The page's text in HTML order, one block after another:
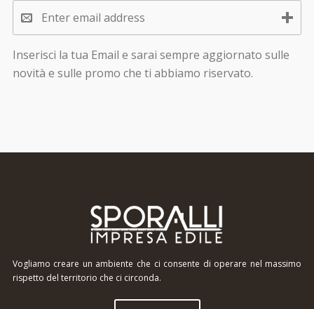
Inserisci la tua Email e sarai sempre aggiornato sulle
novità e sulle promo che ti abbiamo riservato.
Vogliamo creare un ambiente che ci consente di operare nel massimo
rispetto del territorio che ci circonda.